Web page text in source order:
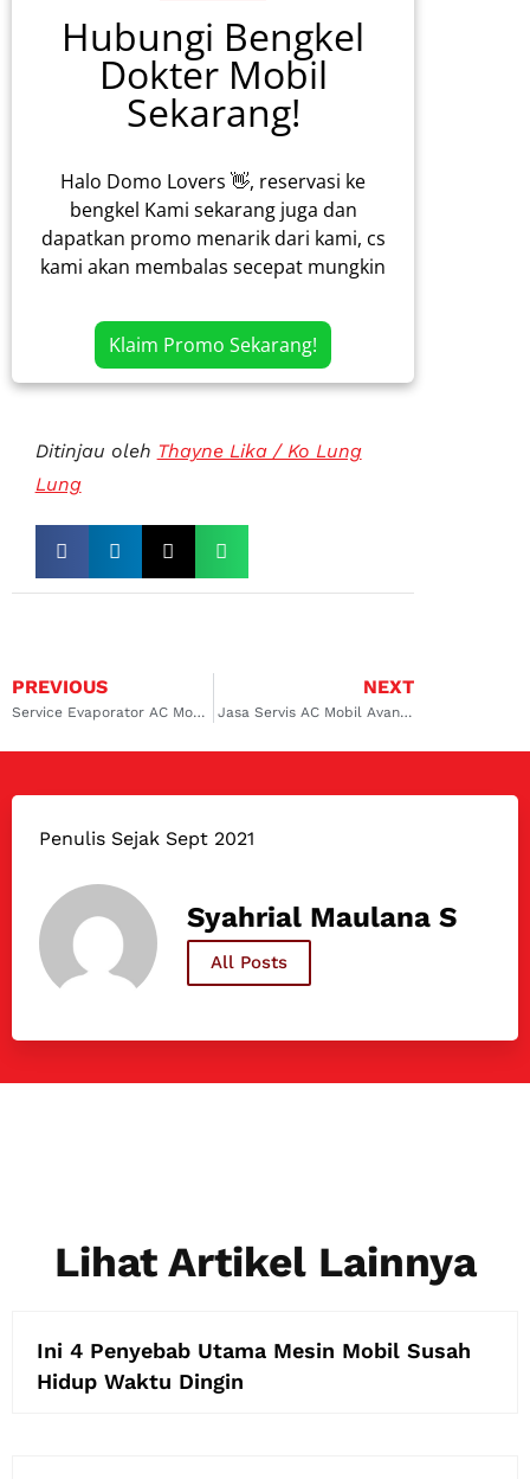
Hubungi Bengkel
Dokter Mobil
Sekarang!
Halo Domo Lovers 👋, reservasi ke
bengkel Kami sekarang juga dan
dapatkan promo menarik dari kami, cs
kami akan membalas secepat mungkin
Klaim Promo Sekarang!
Ditinjau oleh Thayne Lika / Ko Lung
Lung
PREVIOUS
Service Evaporator AC Mobil di Sambikerep: Memberikan Layanan Terbaik yang Unggul dan Terpercaya
NEXT
Jasa Servis AC Mobil Avanza Lembang! Dokter Mobil Layanan Profesional
Penulis Sejak Sept 2021
Syahrial Maulana S
All Posts
Lihat Artikel Lainnya
Ini 4 Penyebab Utama Mesin Mobil Susah
Hidup Waktu Dingin